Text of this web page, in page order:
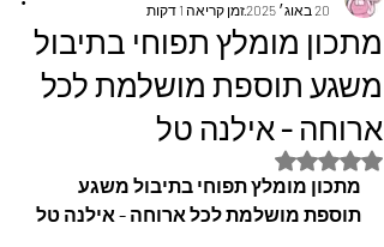
מתכון מומלץ תפוחי בתיבול
משגע תוספת מושלמת לכל
ארוחה - אילנה טל
20 באוג׳ 2025
זמן קריאה 1 דקות
דירוג של NaN מתוך 5 כוכבים
מתכון מומלץ תפוחי בתיבול משגע
תוספת מושלמת לכל ארוחה - אילנה טל